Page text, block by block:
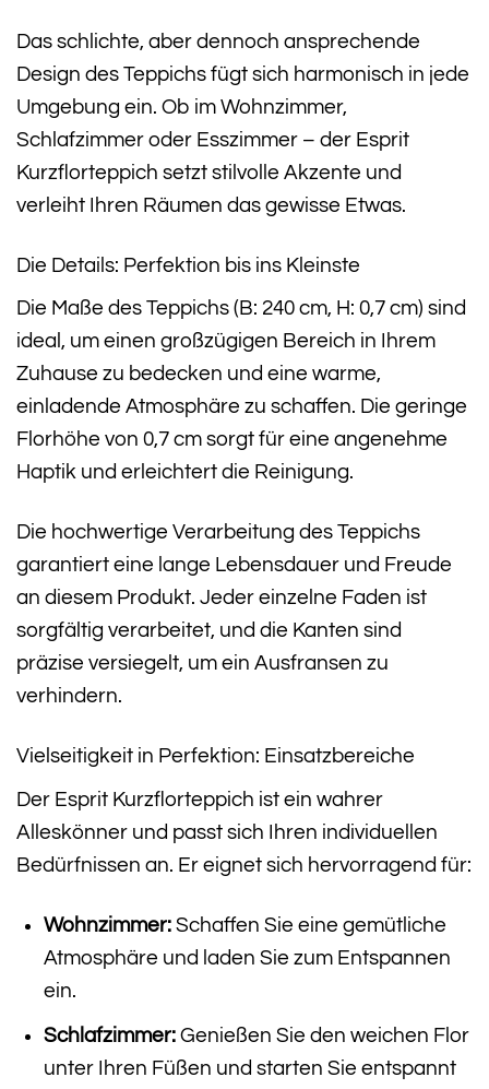
Das schlichte, aber dennoch ansprechende
Design des Teppichs fügt sich harmonisch in jede
Umgebung ein. Ob im Wohnzimmer,
Schlafzimmer oder Esszimmer – der Esprit
Kurzflorteppich setzt stilvolle Akzente und
verleiht Ihren Räumen das gewisse Etwas.
Die Details: Perfektion bis ins Kleinste
Die Maße des Teppichs (B: 240 cm, H: 0,7 cm) sind
ideal, um einen großzügigen Bereich in Ihrem
Zuhause zu bedecken und eine warme,
einladende Atmosphäre zu schaffen. Die geringe
Florhöhe von 0,7 cm sorgt für eine angenehme
Haptik und erleichtert die Reinigung.
Die hochwertige Verarbeitung des Teppichs
garantiert eine lange Lebensdauer und Freude
an diesem Produkt. Jeder einzelne Faden ist
sorgfältig verarbeitet, und die Kanten sind
präzise versiegelt, um ein Ausfransen zu
verhindern.
Vielseitigkeit in Perfektion: Einsatzbereiche
Der Esprit Kurzflorteppich ist ein wahrer
Alleskönner und passt sich Ihren individuellen
Bedürfnissen an. Er eignet sich hervorragend für:
Wohnzimmer:Schaffen Sie eine gemütliche
Atmosphäre und laden Sie zum Entspannen
ein.
Schlafzimmer:Genießen Sie den weichen Flor
unter Ihren Füßen und starten Sie entspannt